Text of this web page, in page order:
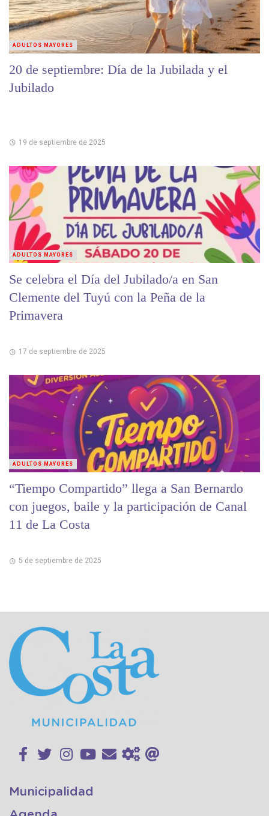
20 de septiembre: Día de la Jubilada y el
Jubilado
19 de septiembre de 2025
ADULTOS MAYORES
Se celebra el Día del Jubilado/a en San
Clemente del Tuyú con la Peña de la
Primavera
17 de septiembre de 2025
ADULTOS MAYORES
“Tiempo Compartido” llega a San Bernardo
con juegos, baile y la participación de Canal
11 de La Costa
5 de septiembre de 2025
ADULTOS MAYORES
Municipalidad